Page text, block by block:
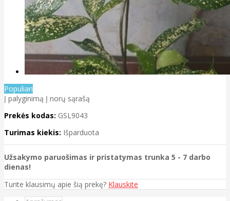
Populiari
Į palyginimą Į norų sąrašą
Prekės kodas: GSL9043
Turimas kiekis: Išparduota
Užsakymo paruošimas ir pristatymas trunka 5 - 7 darbo
dienas!
Turite klausimų apie šią prekę? Klauskite